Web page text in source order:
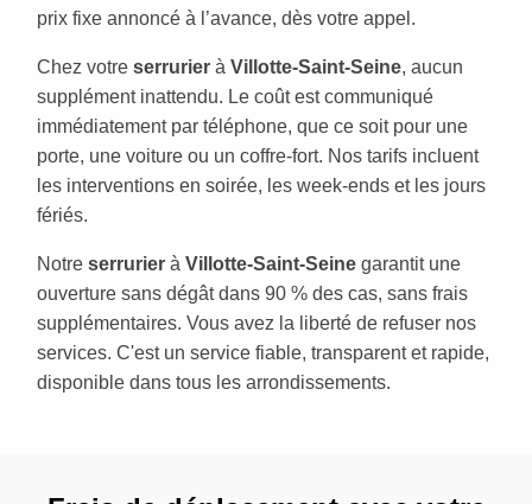
prix fixe annoncé à l’avance, dès votre appel.
Chez votre serrurier à Villotte-Saint-Seine, aucun
supplément inattendu. Le coût est communiqué
immédiatement par téléphone, que ce soit pour une
porte, une voiture ou un coffre-fort. Nos tarifs incluent
les interventions en soirée, les week-ends et les jours
fériés.
Notre serrurier à Villotte-Saint-Seine garantit une
ouverture sans dégât dans 90 % des cas, sans frais
supplémentaires. Vous avez la liberté de refuser nos
services. C'est un service fiable, transparent et rapide,
disponible dans tous les arrondissements.